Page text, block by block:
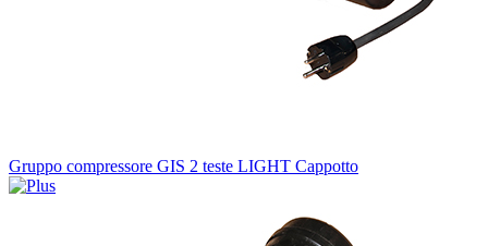
Gruppo compressore GIS 2 teste LIGHT Cappotto